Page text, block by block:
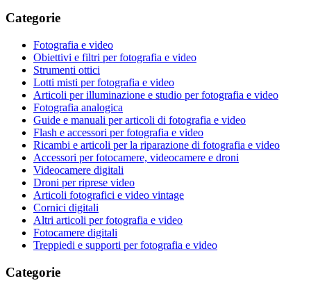
Categorie
Fotografia e video
Obiettivi e filtri per fotografia e video
Strumenti ottici
Lotti misti per fotografia e video
Articoli per illuminazione e studio per fotografia e video
Fotografia analogica
Guide e manuali per articoli di fotografia e video
Flash e accessori per fotografia e video
Ricambi e articoli per la riparazione di fotografia e video
Accessori per fotocamere, videocamere e droni
Videocamere digitali
Droni per riprese video
Articoli fotografici e video vintage
Cornici digitali
Altri articoli per fotografia e video
Fotocamere digitali
Treppiedi e supporti per fotografia e video
Categorie